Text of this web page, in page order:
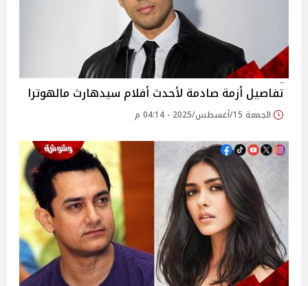
تفاصيل أزمة صادمة لأحدث أفلام سيدهارث مالهوترا
الجمعة 15/أغسطس/2025 - 04:14 م